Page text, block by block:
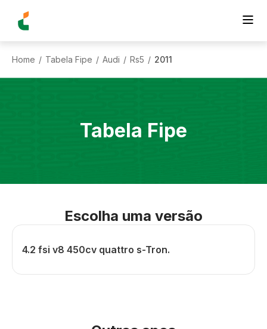
Home / Tabela Fipe / Audi / Rs5 / 2011
Tabela Fipe
Escolha uma versão
4.2 fsi v8 450cv quattro s-Tron.